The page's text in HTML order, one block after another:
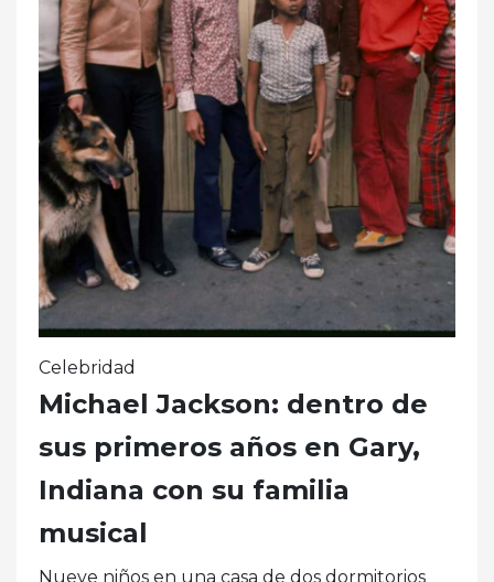
Celebridad
Michael Jackson: dentro de
sus primeros años en Gary,
Indiana con su familia
musical
Nueve niños en una casa de dos dormitorios